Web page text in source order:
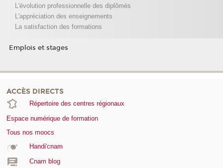
L'évolution professionnelle des diplômés
L'appréciation des enseignements
La satisfaction des formations
Emplois et stages
ACCÈS DIRECTS
Répertoire des centres régionaux
Espace numérique de formation
Tous nos moocs
Handi'cnam
Cnam blog